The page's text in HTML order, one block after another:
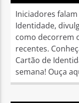
Iniciadores
Identidade,
como decorrem
recentes.
Cartão de
semana! Ouça